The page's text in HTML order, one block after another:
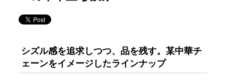
シズル感を追求しつつ、品を残す。某中華チ
ェーンをイメージしたラインナップ